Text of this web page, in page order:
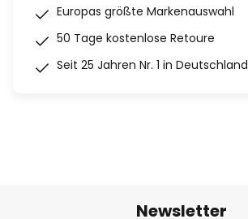
Europas größte Markenauswahl
50 Tage kostenlose Retoure
Seit 25 Jahren Nr. 1 in Deutschland
Newsletter